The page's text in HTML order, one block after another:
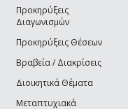
Προκηρύξεις
Διαγωνισμών
Προκηρύξεις Θέσεων
Βραβεία / Διακρίσεις
Διοικητικά Θέματα
Μεταπτυχιακά